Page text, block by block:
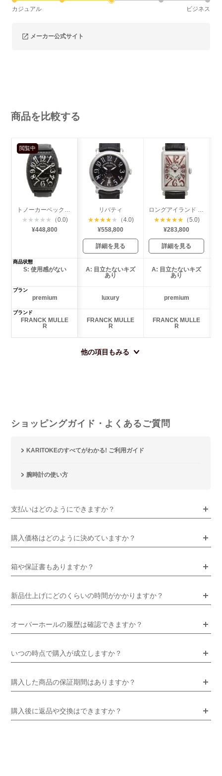
カジュアル ビジネス
メーカー公式サイト
商品を比較する
閲覧中
トノーカーベックス 43mm ブラッククロコ
★ ★ ★ ★ ★
（0.0)
¥448,800
リバティ
★★★★ ★
（4.0)
¥558,800
詳細を見る
ロングアイランド レディース
★★★★★ （5.0)
¥283,800
詳細を見る
商品状態
S: 使用感がない
A: 目立たないキズ
あり
A: 目立たないキズ
あり
プラン
premium luxury premium
ブランド
FRANCK MULLE
R
FRANCK MULLE
R
FRANCK MULLE
R
他の項目もみる
ショッピングガイド・よくあるご質問
KARITOKEのすべてがわかる! ご利用ガイド
腕時計の使い方
支払いはどのようにできますか？
購入価格はどのように決めていますか？
箱や保証書もありますか？
新品仕上げにどのくらいの時間がかかりますか？
オーバーホールの履歴は確認できますか？
いつの時点で購入が成立しますか？
購入した商品の保証期間はありますか？
購入後に返品や交換はできますか？